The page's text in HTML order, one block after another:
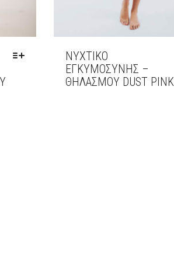
ΝΥΧΤΙΚΌ
ΕΓΚΥΜΟΣΥΝΗΣ –
ΘΗΛΑΣΜΟΥ DUST PINK